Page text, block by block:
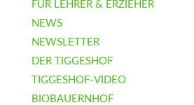
FÜR LEHRER & ERZIEHER
NEWS
NEWSLETTER
DER TIGGESHOF
TIGGESHOF-VIDEO
BIOBAUERNHOF